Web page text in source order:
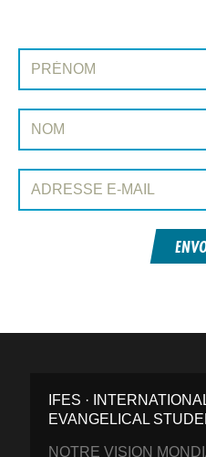
INSCRIVEZ-VOUS À
Prénom:
Nom:
Adresse e-mail:
IFES ·
EVANGELICAL
NOTRE VISION